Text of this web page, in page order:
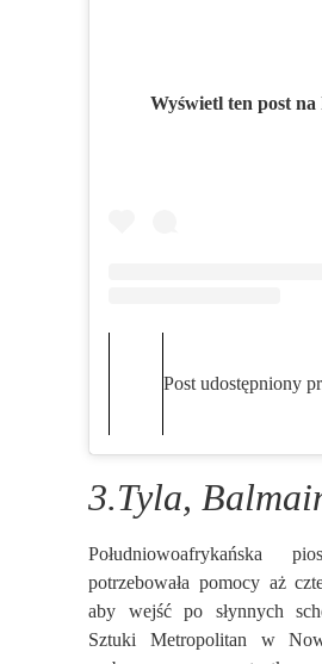
Wyświetl ten post
Post udostępniony
3.Tyla,
Południowoafrykańska
potrzebowała pomocy aż
aby wejść po słynnych
Sztuki Metropolitan w